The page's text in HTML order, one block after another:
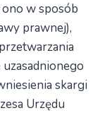
w sposób
prawnej),
skargi
Urzędu